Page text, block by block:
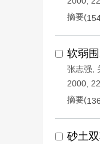
摘要(
软弱
张志强
2000,
摘要(
砂土